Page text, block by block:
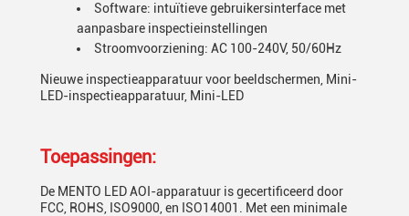
Software: intuïtieve gebruikersinterface met
aanpasbare inspectieinstellingen
Stroomvoorziening: AC 100-240V, 50/60Hz
Nieuwe inspectieapparatuur voor beeldschermen, Mini-
LED-inspectieapparatuur, Mini-LED
Toepassingen:
De MENTO LED AOI-apparatuur is gecertificeerd door
FCC, ROHS, ISO9000, en ISO14001. Met een minimale